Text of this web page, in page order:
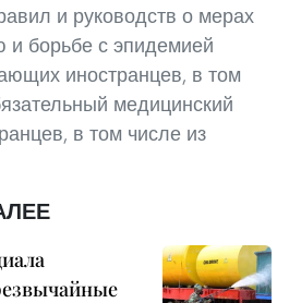
и руководств о мерах
борьбе с эпидемией
иностранцев, в том
медицинский
в том числе из